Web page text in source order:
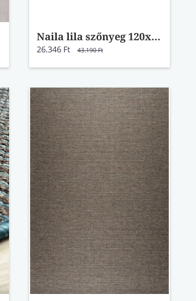
Naila lila szőnyeg 120x180
26.346 Ft 43.190 Ft